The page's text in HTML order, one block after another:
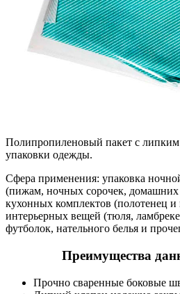
Полипропиленовый пакет с
упаковки одежды.
Сфера применения: упаковка
(пижам, ночных сорочек, домашних
кухонных комплектов (полотенец и
интерьерных вещей (тюля,
футболок, нательного белья и
Преимущества
Прочно сваренные боковые